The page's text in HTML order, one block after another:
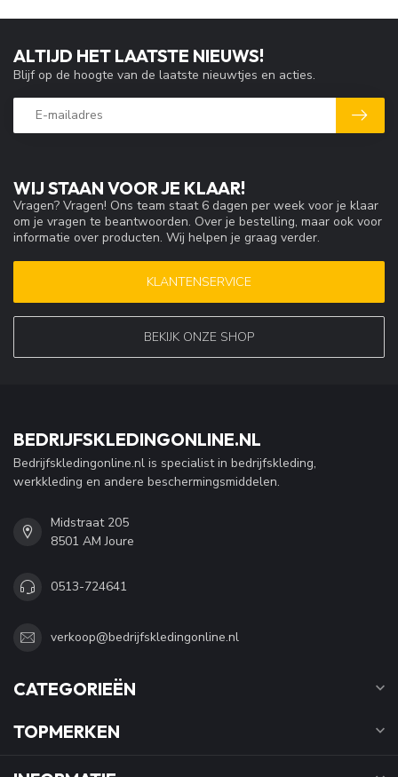
WIJ STAAN VOOR JE KLAAR!
Vragen? Vragen! Ons team staat 6 dagen per week voor je klaar
om je vragen te beantwoorden. Over je bestelling, maar ook voor
informatie over producten. Wij helpen je graag verder.
KLANTENSERVICE
BEKIJK ONZE SHOP
ALTIJD HET LAATSTE NIEUWS!
Blijf op de hoogte van de laatste nieuwtjes en acties.
BEDRIJFSKLEDINGONLINE.NL
Bedrijfskledingonline.nl is specialist in bedrijfskleding,
werkkleding en andere beschermingsmiddelen.
Midstraat 205
8501 AM Joure
0513-724641
verkoop@bedrijfskledingonline.nl
CATEGORIEËN
TOPMERKEN